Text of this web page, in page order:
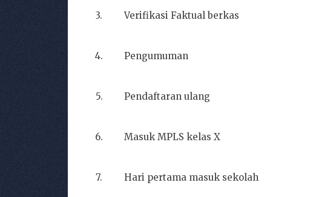
3. Verifikasi Faktual berkas
4. Pengumuman
5. Pendaftaran ulang
6. Masuk MPLS kelas X
7. Hari pertama masuk sekolah